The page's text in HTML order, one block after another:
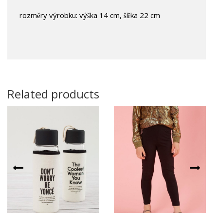
rozměry výrobku: výška 14 cm, šířka 22 cm
Related products